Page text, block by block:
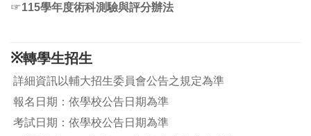
☞115學年度術科測驗與評分辦法
※轉學生招生
詳細資訊以輔大招生委員會公告之規定為準
報名日期：依學校公告日期為準
考試日期：依學校公告日期為準